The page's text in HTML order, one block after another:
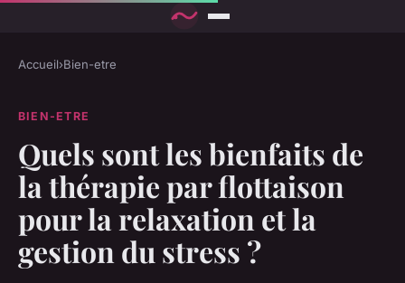
Accueil›Bien-etre
BIEN-ETRE
Quels sont les bienfaits de
la thérapie par flottaison
pour la relaxation et la
gestion du stress ?